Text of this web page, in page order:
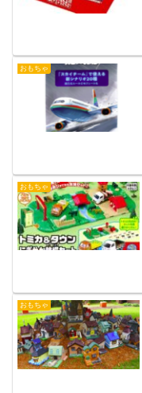
おもちゃ
おもちゃ
おもちゃ